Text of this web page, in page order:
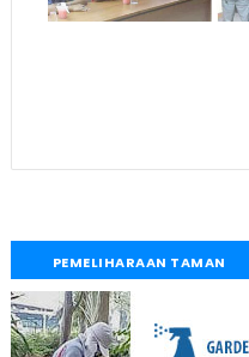
PEMELIHARAAN TAMAN